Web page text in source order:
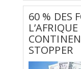
60 % DES
STOPPER